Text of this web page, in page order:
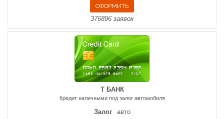
376896 заявок
Т БАНК
Кредит наличными под залог автомобиля
Залог
авто